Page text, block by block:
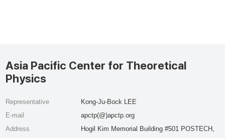
Asia Pacific Center for Theoretical
Physics
Representative
Kong-Ju-Bock LEE
E-mail
apctp(@)apctp.org
Address
Hogil Kim Memorial Building #501 POSTECH,